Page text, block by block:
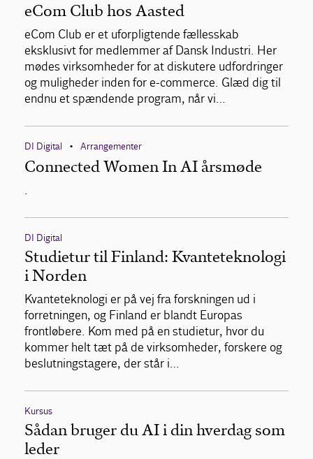
eCom Club hos Aasted
eCom Club er et uforpligtende fællesskab
eksklusivt for medlemmer af Dansk Industri. Her
mødes virksomheder for at diskutere udfordringer
og muligheder inden for e-commerce. Glæd dig til
endnu et spændende program, når vi…
DI Digital • Arrangementer
Connected Women In AI årsmøde
.
DI Digital
Studietur til Finland: Kvanteteknologi
i Norden
Kvanteteknologi er på vej fra forskningen ud i
forretningen, og Finland er blandt Europas
frontløbere. Kom med på en studietur, hvor du
kommer helt tæt på de virksomheder, forskere og
beslutningstagere, der står i…
Kursus
Sådan bruger du AI i din hverdag som
leder